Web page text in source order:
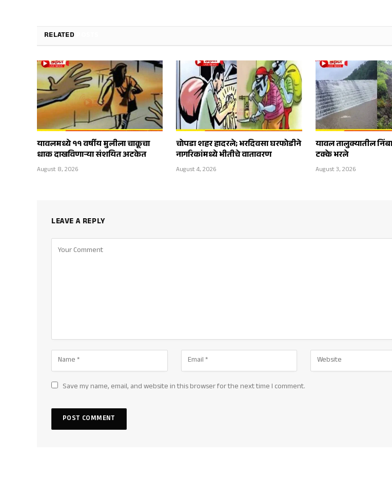
RELATED
यावलमध्ये ११ वर्षीय मुलीला चाकूचा
धाक दाखविणाऱ्या संशयित अटकेत
August 8, 2026
चोपडा शहर हादरले; भरदिवसा घरफोडीने
नागरिकांमध्ये भीतीचे वातावरण
August 4, 2026
यावल तालुक्यातील
टक्के भरले
August 3, 2026
LEAVE A REPLY
Save my name, email, and website in this browser for the next time I comment.